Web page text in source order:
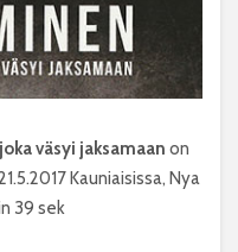
väsyi jaksamaan on
Kauniaisissa, Nya
39 sek